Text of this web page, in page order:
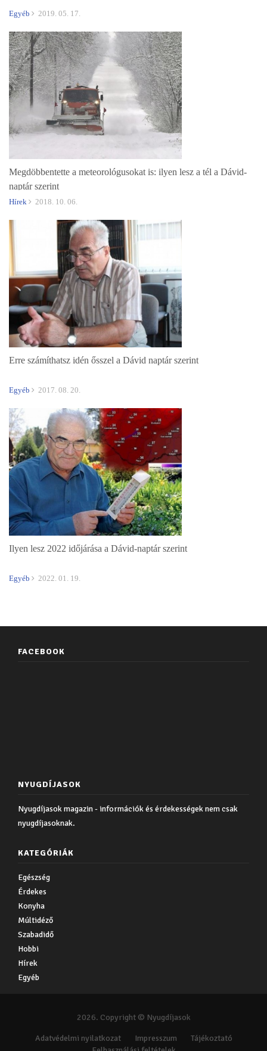
Egyéb 2019. 05. 17.
Megdöbbentette a meteorológusokat is: ilyen lesz a tél a Dávid-
naptár szerint
Hírek 2018. 10. 06.
Erre számíthatsz idén ősszel a Dávid naptár szerint
Egyéb 2017. 08. 20.
Ilyen lesz 2022 időjárása a Dávid-naptár szerint
Egyéb 2022. 01. 19.
FACEBOOK
NYUGDÍJASOK
Nyugdíjasok magazin - információk és érdekességek nem csak
nyugdíjasoknak.
KATEGÓRIÁK
Egészség
Érdekes
Konyha
Múltidéző
Szabadidő
Hobbi
Hírek
Egyéb
2026. Copyright © Nyugdíjasok
Adatvédelmi nyilatkozat Impresszum
Tájékoztató